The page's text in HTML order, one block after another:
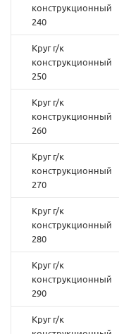
конструкционный
240
Круг г/к
конструкционный
250
Круг г/к
конструкционный
260
Круг г/к
конструкционный
270
Круг г/к
конструкционный
280
Круг г/к
конструкционный
290
Круг г/к